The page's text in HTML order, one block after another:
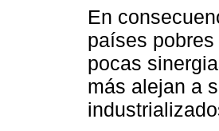
En
países
pocas
más alejan a